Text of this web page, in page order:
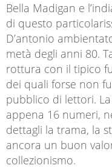
Bella Madigan e
di questo
D’antonio
metà degli anni 80.
rottura con il tipico
dei quali forse non
pubblico di lettori.
appena 16 numeri,
dettagli la trama, la
ancora un buon
collezionismo.